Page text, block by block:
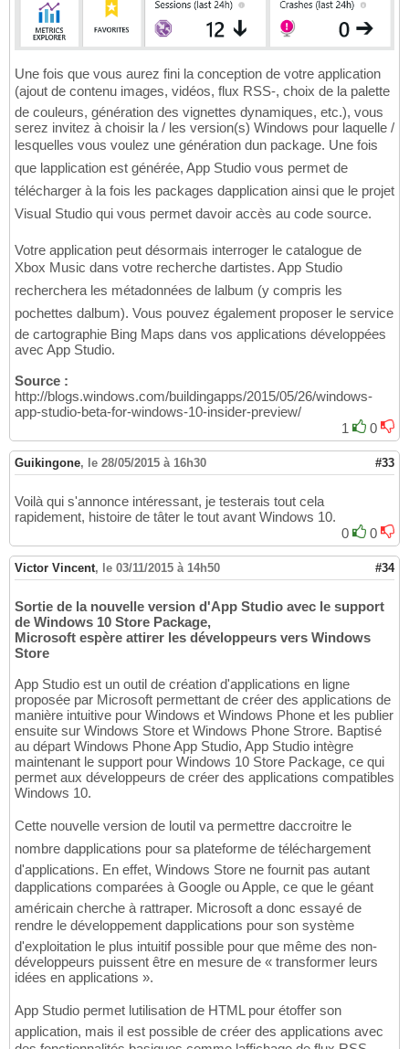
Une fois que vous aurez fini la conception de votre application
(ajout de contenu images, vidéos, flux RSS-, choix de la palette
de couleurs, génération des vignettes dynamiques, etc.), vous
serez invitez à choisir la / les version(s) Windows pour laquelle /
lesquelles vous voulez une génération dun package. Une fois
que lapplication est générée, App Studio vous permet de
télécharger à la fois les packages dapplication ainsi que le projet
Visual Studio qui vous permet davoir accès au code source.
Votre application peut désormais interroger le catalogue de
Xbox Music dans votre recherche dartistes. App Studio
recherchera les métadonnées de lalbum (y compris les
pochettes dalbum). Vous pouvez également proposer le service
de cartographie Bing Maps dans vos applications développées
avec App Studio.
Source :
http://blogs.windows.com/buildingapps/2015/05/26/windows-
app-studio-beta-for-windows-10-insider-preview/
1
0
Guikingone, le 28/05/2015 à 16h30 #33
Voilà qui s'annonce intéressant, je testerais tout cela
rapidement, histoire de tâter le tout avant Windows 10.
0
0
Victor Vincent, le 03/11/2015 à 14h50 #34
Sortie de la nouvelle version d'App Studio avec le support
de Windows 10 Store Package,
Microsoft espère attirer les développeurs vers Windows
Store
App Studio est un outil de création d'applications en ligne
proposée par Microsoft permettant de créer des applications de
manière intuitive pour Windows et Windows Phone et les publier
ensuite sur Windows Store et Windows Phone Strore. Baptisé
au départ Windows Phone App Studio, App Studio intègre
maintenant le support pour Windows 10 Store Package, ce qui
permet aux développeurs de créer des applications compatibles
Windows 10.
Cette nouvelle version de loutil va permettre daccroitre le
nombre dapplications pour sa plateforme de téléchargement
d'applications. En effet, Windows Store ne fournit pas autant
dapplications comparées à Google ou Apple, ce que le géant
américain cherche à rattraper. Microsoft a donc essayé de
rendre le développement dapplications pour son système
d'exploitation le plus intuitif possible pour que même des non-
développeurs puissent être en mesure de « transformer leurs
idées en applications ».
App Studio permet lutilisation de HTML pour étoffer son
application, mais il est possible de créer des applications avec